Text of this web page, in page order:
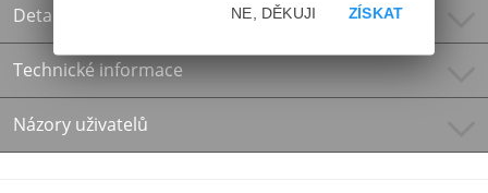
Detailní informace
Technické informace
Názory uživatelů
ZÍSKAT
NE, DĚKUJI